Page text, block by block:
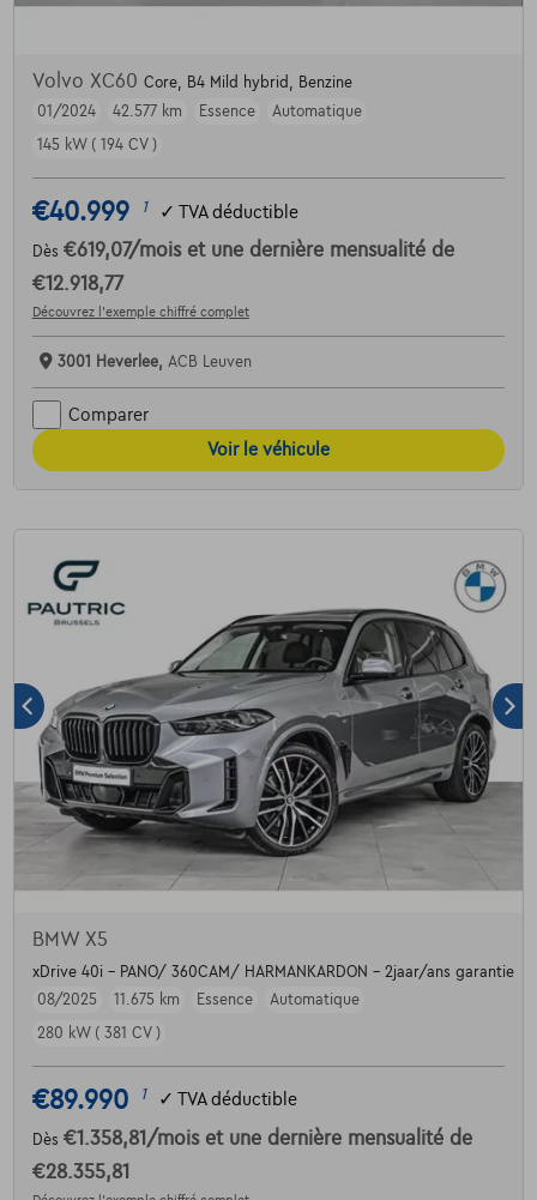
Volvo XC60 Core, B4 Mild hybrid, Benzine
01/2024
42.577 km Essence
Automatique
145 kW ( 194 CV )
€40.999 1 ✓ TVA déductible
Dès €619,07/mois et une dernière mensualité de
€12.918,77
Découvrez l’exemple chiffré complet
3001 Heverlee, ACB Leuven
Comparer
Voir le véhicule
BMW X5
xDrive 40i - PANO/ 360CAM/ HARMANKARDON - 2jaar/ans garantie
08/2025
11.675 km Essence
Automatique
280 kW ( 381 CV )
€89.990 1 ✓ TVA déductible
Dès €1.358,81 /mois et une dernière mensualité de
€28.355,81